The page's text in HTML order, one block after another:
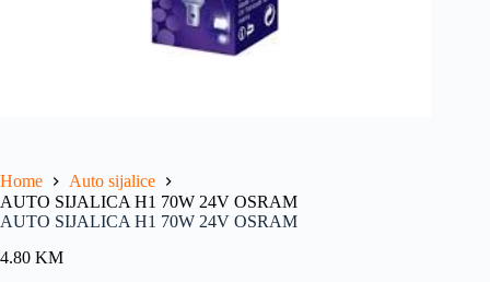
Home
Auto sijalice
AUTO SIJALICA H1 70W 24V OSRAM
AUTO SIJALICA H1 70W 24V OSRAM
4.80 KM